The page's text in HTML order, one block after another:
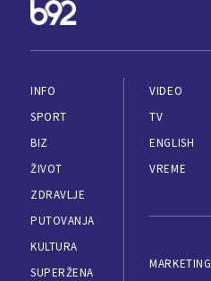
INFO
SPORT
BIZ
ŽIVOT
ZDRAVLJE
PUTOVANJA
KULTURA
SUPERŽENA
VIDEO
TV
ENGLISH
VREME
MARKETING